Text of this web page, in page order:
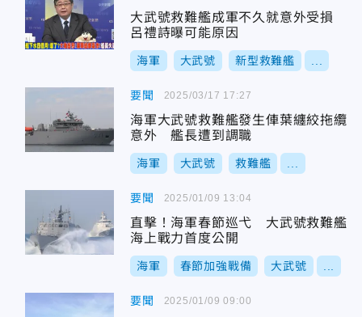
大武號救難艦成軍不久就意外受損
呂禮詩曝可能原因
海軍 大武號 新型救難艦
要聞
海軍大武號救難艦發生俥葉纏絞拖纜
意外 艦長遭到調職
海軍 大武號 救難艦
2025/03/17 17:27
要聞
直擊！海軍春節巡弋 大武號救難艦
海上戰力首度公開
海軍 春節加強戰備 大武號
2025/01/09 13:04
要聞 2025/01/09 09:00